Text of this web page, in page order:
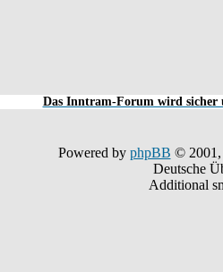
Das Inntram-Forum wird sicher
Powered by phpBB © 2001,
Deutsche
Additional